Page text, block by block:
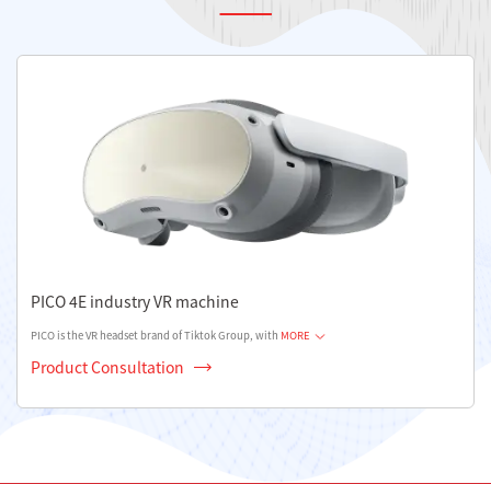
PICO 4E industry VR machine
PICO is the VR headset brand of Tiktok Group, with MORE
Product Consultation